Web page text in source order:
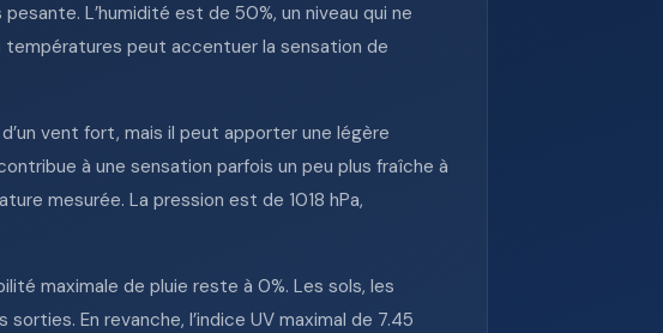
L’humidité est de 50%, un niveau qui ne
températures peut accentuer la sensation de
d’un vent fort, mais il peut apporter une légère
à une sensation parfois un peu plus fraîche à
mesurée. La pression est de 1018 hPa,
maximale de pluie reste à 0%. Les sols, les
En revanche, l’indice UV maximal de 7.45